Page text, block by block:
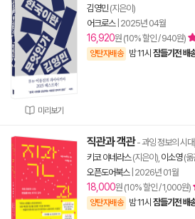
미리보기
김영민(지은이)
어크로스| 2025년 04월
16,920원 (10% 할인 / 940원)
양탄자배송 밤 11시 잠들기전 배
직관과 객관- 과잉 정보의 시
키코 야네라스(지은이), 이소영(옮
오픈도어북스| 2026년 01월
18,000원 (10% 할인 / 1,000원)
양탄자배송 밤 11시 잠들기전 배